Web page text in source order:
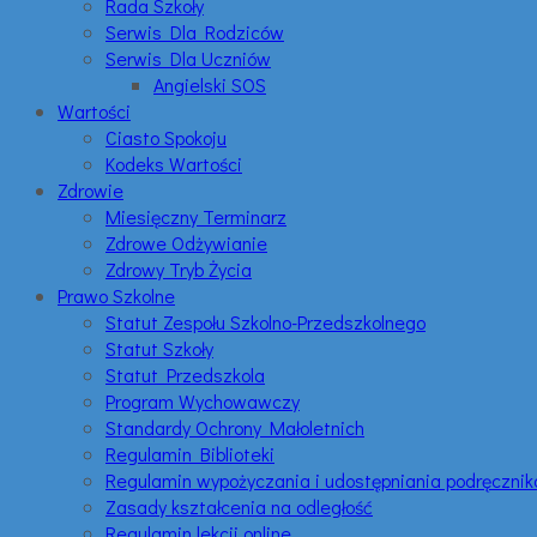
Rada Szkoły
Serwis Dla Rodziców
Serwis Dla Uczniów
Angielski SOS
Wartości
Ciasto Spokoju
Kodeks Wartości
Zdrowie
Miesięczny Terminarz
Zdrowe Odżywianie
Zdrowy Tryb Życia
Prawo Szkolne
Statut Zespołu Szkolno-Przedszkolnego
Statut Szkoły
Statut Przedszkola
Program Wychowawczy
Standardy Ochrony Małoletnich
Regulamin Biblioteki
Regulamin wypożyczania i udostępniania
Zasady kształcenia na odległość